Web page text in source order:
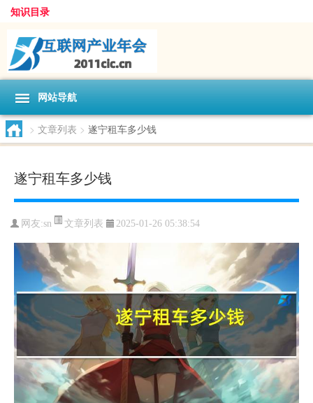
知识目录
网站导航
> 文章列表 > 遂宁租车多少钱
遂宁租车多少钱
网友:sn 文章列表 2025-01-26 05:38:54